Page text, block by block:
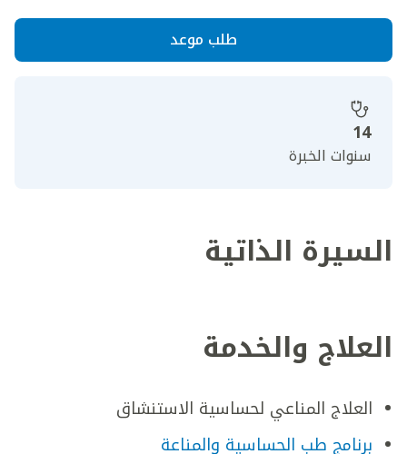
طلب موعد
14
سنوات الخبرة
السيرة الذاتية
العلاج والخدمة
العلاج المناعي لحساسية الاستنشاق
برنامج طب الحساسية والمناعة